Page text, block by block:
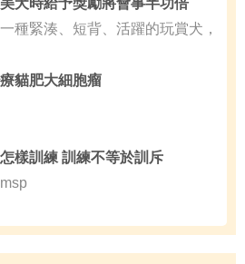
犬時給予獎勵將會事半功倍
種緊湊、短背、活躍的玩賞犬，
貓肥大細胞瘤
樣訓練 訓練不等於訓斥